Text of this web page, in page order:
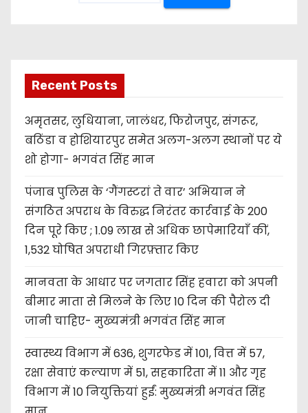
Recent Posts
अमृतसर, लुधियाना, जालंधर, फिरोजपुर, संगरूर,
बठिंडा व होशियारपुर समेत अलग-अलग स्थानों पर ये
शो होगा- भगवंत सिंह मान
पंजाब पुलिस के ‘गैंगस्टरां ते वार’ अभियान ने
संगठित अपराध के विरुद्ध निरंतर कार्रवाई के 200
दिन पूरे किए ; 1.09 लाख से अधिक छापेमारियाँ कीं,
1,532 घोषित अपराधी गिरफ़्तार किए
मानवता के आधार पर जगतार सिंह हवारा को अपनी
बीमार माता से मिलने के लिए 10 दिन की पैरोल दी
जानी चाहिए- मुख्यमंत्री भगवंत सिंह मान
स्वास्थ्य विभाग में 636, शुगरफेड में 101, वित्त में 57,
रक्षा सेवाएं कल्याण में 51, सहकारिता में 11 और गृह
विभाग में 10 नियुक्तियां हुईं: मुख्यमंत्री भगवंत सिंह